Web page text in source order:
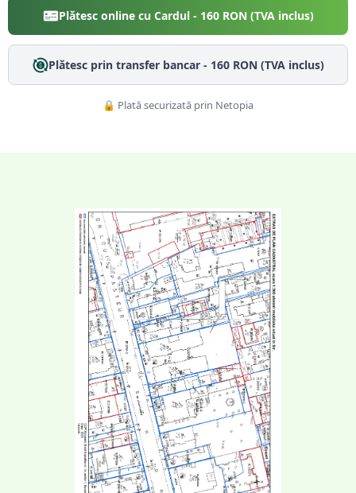
Plătesc online cu Cardul - 160RON (TVA inclus)
Plătesc prin transfer bancar - 160RON (TVA inclus)
🔒 Plată securizată prin Netopia